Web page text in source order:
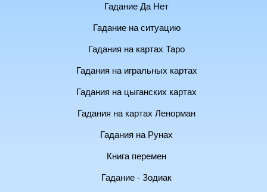
Гадание Да Нет
Гадание на ситуацию
Гадания на картах Таро
Гадания на игральных картах
Гадания на цыганских картах
Гадания на картах Ленорман
Гадания на Рунах
Книга перемен
Гадание - Зодиак